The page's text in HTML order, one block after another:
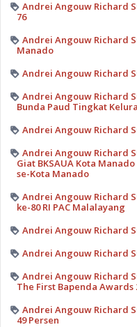
Andrei Angouw Richard
76
Andrei Angouw Richard
Manado
Andrei Angouw Richard
Andrei Angouw Richard
Bunda Paud Tingkat
Andrei Angouw Richard
Andrei Angouw Richard
Giat BKSAUA Kota
se-Kota Manado
Andrei Angouw Richard
ke-80 RI PAC Malalayang
Andrei Angouw Richard
Andrei Angouw Richard
Andrei Angouw Richard
The First Bapenda Awards
Andrei Angouw Richard
49 Persen